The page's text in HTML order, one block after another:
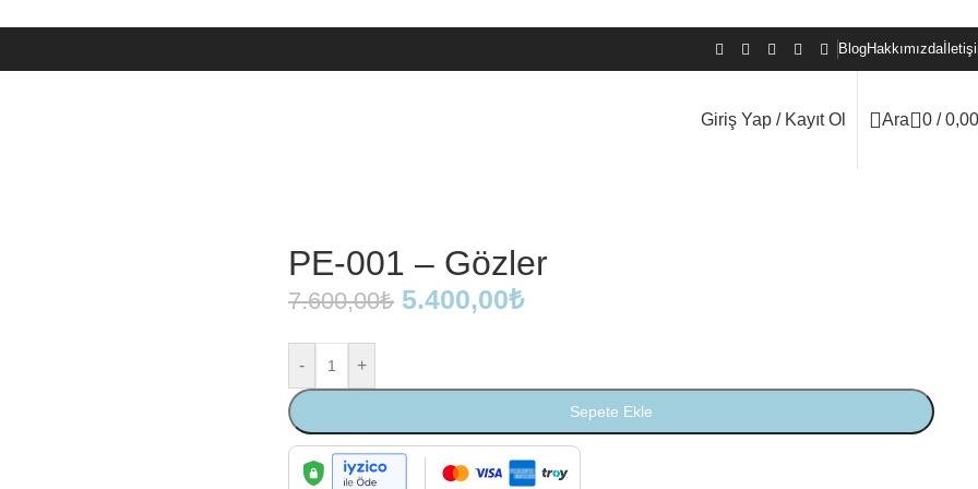
BlogHakkımızda
Giriş Yap / Kayıt Ol Ara 0 / 0,00
PE-001 – Gözler
7.600,00₺ 5.400,00₺
- +
Sepete Ekle